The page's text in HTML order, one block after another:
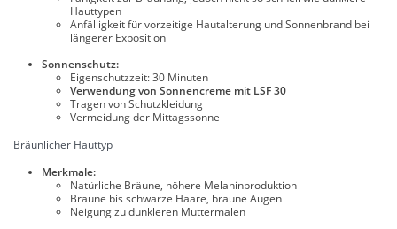
Hauttypen
Anfälligkeit für vorzeitige Hautalterung und Sonnenbrand bei
längerer Exposition
Sonnenschutz:
Eigenschutzzeit: 30 Minuten
Verwendung von Sonnencreme mit LSF 30
Tragen von Schutzkleidung
Vermeidung der Mittagssonne
Bräunlicher Hauttyp
Merkmale:
Natürliche Bräune, höhere Melaninproduktion
Braune bis schwarze Haare, braune Augen
Neigung zu dunkleren Muttermalen